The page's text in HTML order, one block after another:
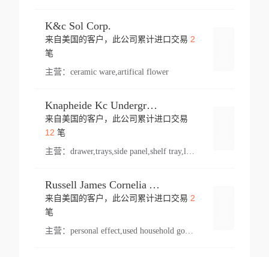
K&c Sol Corp.
来自美国的客户，此公司累计进口交易 2
笔
主营： ceramic ware,artifical flower
Knapheide Kc Underground
来自美国的客户，此公司累计进口交易
12 笔
主营：
Russell James Cornelia Arlington Va
来自美国的客户，此公司累计进口交易 2
笔
主营： personal effect,used household goods